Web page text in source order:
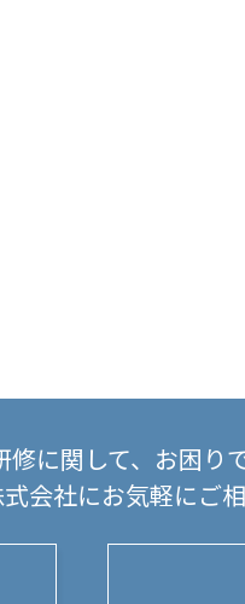
に関して、
お困り
会社にお気軽にご相